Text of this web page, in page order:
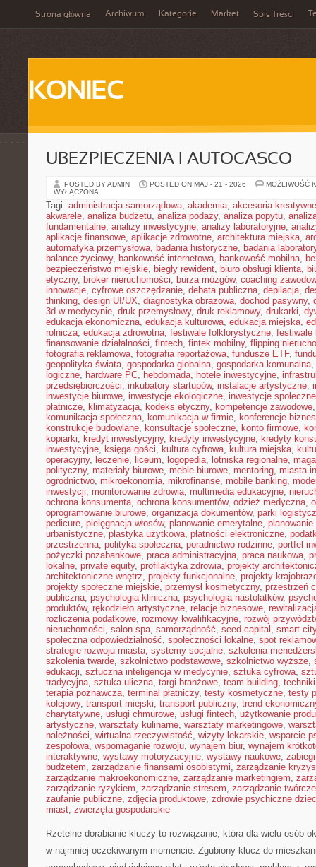
Strona główna Archiwum Kategorie Market Spis Treści
KONIEC
UBEZPIECZENIA I AUTOCASCO
POSTED BY ADMIN POSTED ON MAJ - 21 - 2026
MOŻLIWOŚĆ
WYŁĄCZONA
Tagi: administracja samorządowa, akademia, akcesoria kreatywne
akwarele, analiza budżetu, analiza podaży, analiza popytu,
fundamentalne, analizy inwestycyjne, analizy laboratoryjne,
aplikacje finansowe, aplikacje zdrowotne, architektura miejska,
automatyka przemysłowa, badania historyczne, badania
balance życiowy, bankowość internetowa, bankowość mobilna,
bezpieczeństwo miejskie, biegły rewident, biuro obsługi klienta,
etyczny, broker nieruchomości, burza mózgów, coaching
innowacje, cyfrowe oszczędzanie, debata publiczna, depilacja,
thinking, design UI/UX, diagnostyka obrazowa, dochód pasywny,
3d w medycynie, druk przemysłowy, druk reklamowy, drukarki,
edukacja ekonomiczna, edukacja kulturowa, edukacja miejska,
rolnicza, edukacja zdrowotna, festiwale folklorystyczne, festiwale
finansowanie działalności, fintech, fintek mobilny, flipping
fotografia reklamowa, fotografia reportażowa, fundusze ETF,
geopolityka świata, gospodarka globalna, gospodarka komunalna,
logiczne, hardware PC, hebdomada, hotele inwestycyjne,
przedsiębiorczości, inkubatory startupów, instalacje artystyczne,
inwestycje biurowe, inwestycje ekologiczne, inwestycje społeczne
płatnicze, klimatyzacja, kodeks etyczny, kompetencje zawodowe
komunikacja społeczna, komunikacja w firmie, konferencje
konstrukcje budowlane, konsultacje społeczne, konto firmowe,
kopiarki, kredyt inwestycyjny, kredyty inwestycyjne, kredyty
inwestycyjne, księga gości, kultura cyfrowa, kultura miejska,
operacyjny, leczenie, liceum, logopedia, lotniska regionalne,
polityczny, materiały biurowe, meble biurowe, mentoring, miasta
ogrodnictwo, mikroekonomia, mikrofinanse, mobile banking,
inwestycji, monitorowanie zdrowia, multimedia edukacyjne,
ochrona konsumenta, ochrona konsumentów, odzież medyczna,
oprogramowanie biurowe, organizacja dokumentów, parki
pedicure, pielęgnacja włosów, planowanie emerytalne, planowanie
urbanistyczne, plastyka użytkowa, płatności elektroniczne,
przestrzenna, polityka społeczna, poradnictwo rodzinne, portfel
pożyczki pozabankowe, praca administracyjna, praca naukowa,
lokalne, private equity, profilaktyka zdrowia, projekty
architektoniczne wnętrz, projekty funkcjonalne, projekty
projekty społeczne miejskie, przemysł kosmetyczny, przestrzeń
publiczna, psychologia kliniczna, psychologia nastolatków,
produktów, rękodzieło artystyczne, relacje biznesowe,
rozliczenia podatkowe, rozmowy kwalifikacyjne, rozwój
nieruchomości, salon spa, samorządność, seed capital , smart city
społeczna odpowiedzialność, społeczności lokalne, spot
strategie rozwoju miasta, systemy socjalne, szkolenia
szkolenia twarde, szkolnictwo podstawowe, szkolnictwo wyższe,
edukacji, sztuczna inteligencja w medycynie, sztuka cyfrowa,
tradycyjna, sztuka uliczna, targi branżowe, team building,
terapia poznawcza, terminal płatniczy, testy kosmetyczne, testy
kolejowy, transport miejski, transport publiczny, trend
charytatywne, usługi chmurowe, usługi fintech, użytkowanie
artystyczne, warsztaty kulinarne, warsztaty marketingowe,
należności, wirtualna rzeczywistość, wizyty lekarskie, wsparcie
zespołowa, wspomaganie rozwoju, wynajem biur, wynajem
interaktywne, wystawy motoryzacyjne, wystawy naukowe,
budżetem, zarządzanie finansami osobistymi, zarządzanie
zarządzanie makroekonomiczne, zarządzanie marketingiem,
zarządzanie ryzykiem, zarządzanie stresem, zarządzanie twórcze
zaufanie publiczne, zdjęcia produktowe, zdrowie psychiczne
miast, zwierzęta gospodarskie
Rzetelne dorabianie kluczy to rozwiązanie, która dla wielu osób
w najmniej oczekiwanym momencie. Zgubiony klucz do